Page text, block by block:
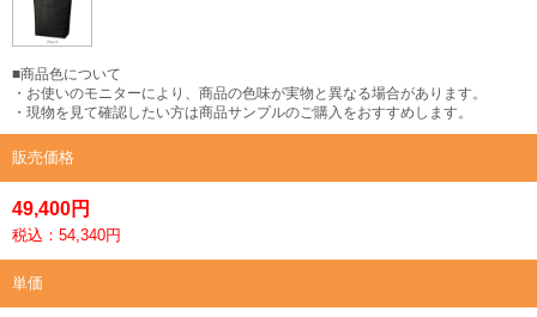
■商品色について
・お使いのモニターにより、商品の色味が実物と異なる場合があります。
・現物を見て確認したい方は商品サンプルのご購入をおすすめします。
販売価格
49,400円
税込：54,340円
単価